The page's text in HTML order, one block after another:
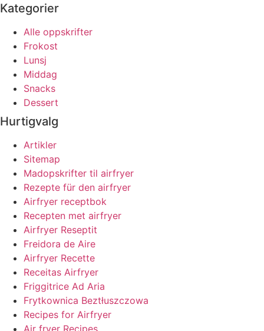
Kategorier
Alle oppskrifter
Frokost
Lunsj
Middag
Snacks
Dessert
Hurtigvalg
Artikler
Sitemap
Madopskrifter til airfryer
Rezepte für den airfryer
Airfryer receptbok
Recepten met airfryer
Airfryer Reseptit
Freidora de Aire
Airfryer Recette
Receitas Airfryer
Friggitrice Ad Aria
Frytkownica Beztłuszczowa
Recipes for Airfryer
Air fryer Recipes